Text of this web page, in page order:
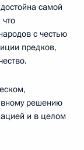
самой
с честью
предков,
решению
и в целом